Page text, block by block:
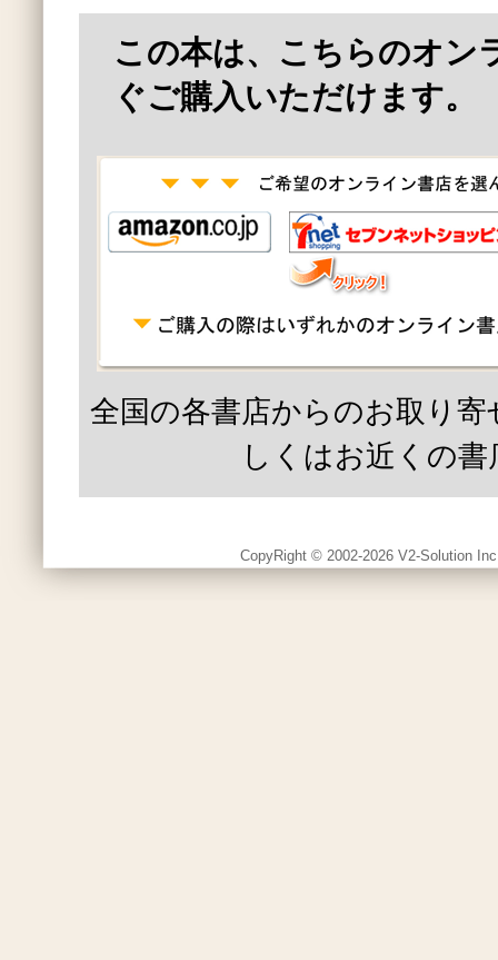
この本は、こちらのオン
ぐご購入いただけます。
全国の各書店からのお取り
しくはお近くの書
CopyRight © 2002-2026 V2-Solution